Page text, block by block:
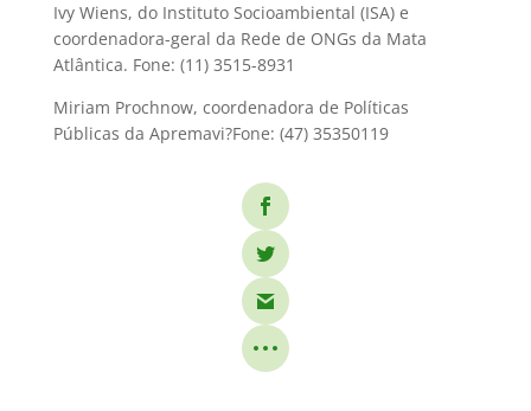
Ivy Wiens, do Instituto Socioambiental (ISA) e
coordenadora-geral da Rede de ONGs da Mata
Atlântica. Fone: (11) 3515-8931
Miriam Prochnow, coordenadora de Políticas
Públicas da Apremavi?Fone: (47) 35350119